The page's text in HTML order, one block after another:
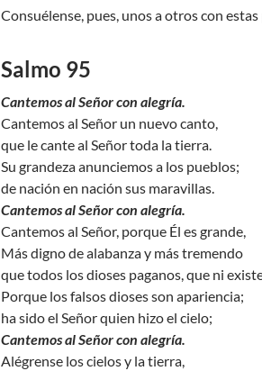
Consuélense, pues, unos a otros con
Salmo 95
Cantemos al Señor con alegría.
Cantemos al Señor un nuevo canto,
que le cante al Señor toda la tierra.
Su grandeza anunciemos a los pueblos;
de nación en nación sus maravillas.
Cantemos al Señor con alegría.
Cantemos al Señor, porque Él es grande,
Más digno de alabanza y más tremendo
que todos los dioses paganos, que ni
Porque los falsos dioses son apariencia;
ha sido el Señor quien hizo el cielo;
Cantemos al Señor con alegría.
Alégrense los cielos y la tierra,